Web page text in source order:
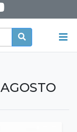
AGOSTO